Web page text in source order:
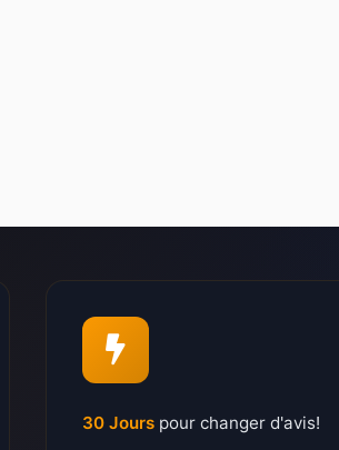
30 Jours pour changer d'avis!